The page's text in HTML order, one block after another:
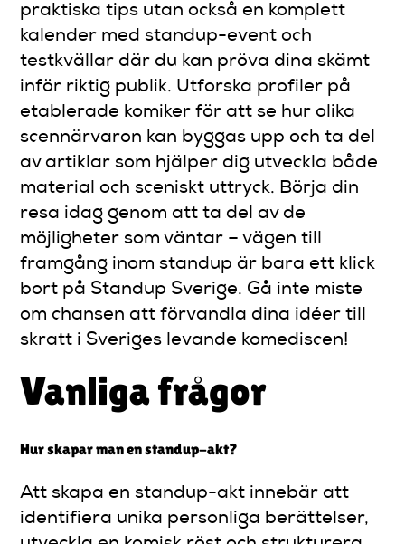
praktiska tips utan också en komplett
kalender med standup-event och
testkvällar där du kan pröva dina skämt
inför riktig publik. Utforska profiler på
etablerade komiker för att se hur olika
scennärvaron kan byggas upp och ta del
av artiklar som hjälper dig utveckla både
material och sceniskt uttryck. Börja din
resa idag genom att ta del av de
möjligheter som väntar – vägen till
framgång inom standup är bara ett klick
bort på Standup Sverige. Gå inte miste
om chansen att förvandla dina idéer till
skratt i Sveriges levande komediscen!
Vanliga frågor
Hur skapar man en standup-akt?
Att skapa en standup-akt innebär att
identifiera unika personliga berättelser,